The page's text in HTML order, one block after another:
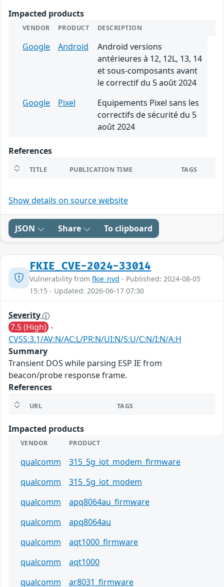
Impacted products
VENDOR PRODUCT DESCRIPTION
Google Android
Android versions
antérieures à 12, 12L, 13, 14
et sous-composants avant
le correctif du 5 août 2024
Google
Pixel
Equipements Pixel sans les
correctifs de sécurité du 5
août 2024
References
TITLE PUBLICATION TIME TAGS
Show details on source website
JSON Share To clipboard
FKIE_CVE-2024-33014
Vulnerability from fkie_nvd - Published: 2024-08-05
15:15 - Updated: 2026-06-17 07:30
Severity
7.5 (High) -
CVSS:3.1/AV:N/AC:L/PR:N/UI:N/S:U/C:N/I:N/A:H
Summary
Transient DOS while parsing ESP IE from
beacon/probe response frame.
References
URL TAGS
Impacted products
VENDOR PRODUCT
qualcomm
315_5g_iot_modem_firmware
qualcomm
315_5g_iot_modem
qualcomm
apq8064au_firmware
qualcomm
apq8064au
qualcomm
aqt1000_firmware
qualcomm
aqt1000
qualcomm
ar8031_firmware